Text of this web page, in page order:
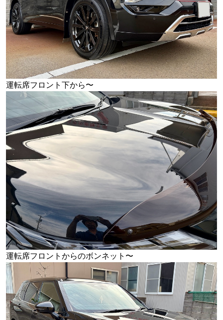
運転席フロント下から〜
運転席フロントからのボンネット〜